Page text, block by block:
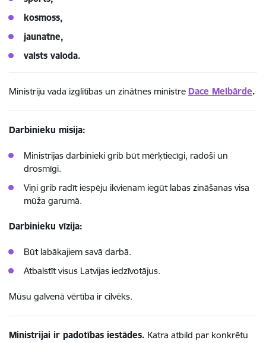
kosmoss,
jaunatne,
valsts valoda.
Ministriju vada izglītības un zinātnes ministre Dace Melbārde.
Darbinieku misija:
Ministrijas darbinieki grib būt mērķtiecīgi, radoši un
drosmīgi.
Viņi grib radīt iespēju ikvienam iegūt labas zināšanas visa
mūža garumā.
Darbinieku vīzija:
Būt labākajiem savā darbā.
Atbalstīt visus Latvijas iedzīvotājus.
Mūsu galvenā vērtība ir cilvēks.
Ministrijai ir padotības iestādes. Katra atbild par konkrētu